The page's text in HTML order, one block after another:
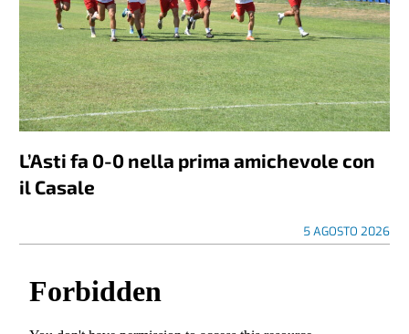
L’Asti fa 0-0 nella prima amichevole con
il Casale
5 AGOSTO 2026